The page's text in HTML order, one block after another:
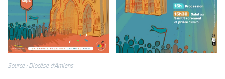
Source : Diocèse d’Amiens